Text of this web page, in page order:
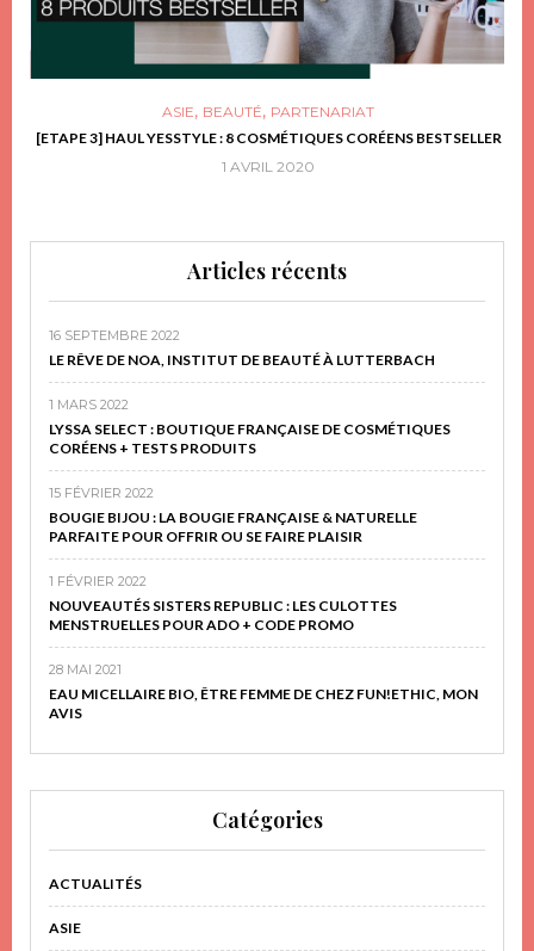
ASIE, BEAUTÉ, PARTENARIAT
[ETAPE 3] HAUL YESSTYLE : 8 COSMÉTIQUES CORÉENS BESTSELLER
1 AVRIL 2020
Articles récents
16 SEPTEMBRE 2022
LE RÊVE DE NOA, INSTITUT DE BEAUTÉ À LUTTERBACH
1 MARS 2022
LYSSA SELECT : BOUTIQUE FRANÇAISE DE COSMÉTIQUES
CORÉENS + TESTS PRODUITS
15 FÉVRIER 2022
BOUGIE BIJOU : LA BOUGIE FRANÇAISE & NATURELLE
PARFAITE POUR OFFRIR OU SE FAIRE PLAISIR
1 FÉVRIER 2022
NOUVEAUTÉS SISTERS REPUBLIC : LES CULOTTES
MENSTRUELLES POUR ADO + CODE PROMO
28 MAI 2021
EAU MICELLAIRE BIO, ÊTRE FEMME DE CHEZ FUN!ETHIC, MON
AVIS
Catégories
ACTUALITÉS
ASIE